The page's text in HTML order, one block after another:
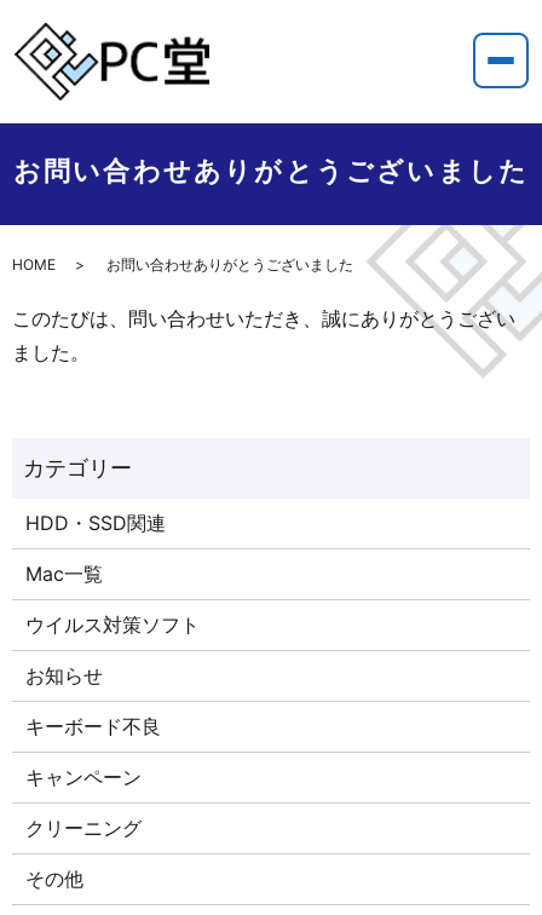
お問い合わせありがとうございました
HOME お問い合わせありがとうございました
このたびは、問い合わせいただき、誠にありがとうござい
ました。
HDD・SSD関連
Mac一覧
ウイルス対策ソフト
お知らせ
キーボード不良
キャンペーン
クリーニング
その他